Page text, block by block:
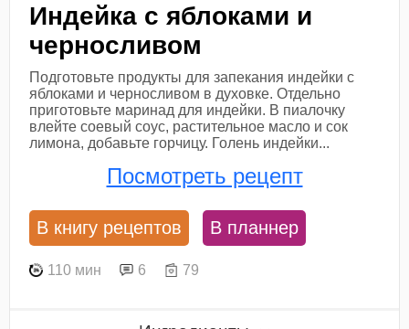
Индейка с яблоками и
черносливом
Подготовьте продукты для запекания индейки с
яблоками и черносливом в духовке. Отдельно
приготовьте маринад для индейки. В пиалочку
влейте соевый соус, растительное масло и сок
лимона, добавьте горчицу. Голень индейки...
Посмотреть рецепт
В книгу рецептов В планнер
110 мин 6 79